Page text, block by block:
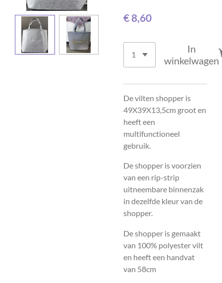
€ 8,60
In
winkelwagen
De vilten shopper is
49X39X13,5cm groot en
heeft een
multifunctioneel
gebruik.
De shopper is voorzien
van een rip-strip
uitneembare binnenzak
in dezelfde kleur van de
shopper.
De shopper is gemaakt
van 100% polyester vilt
en heeft een handvat
van 58cm